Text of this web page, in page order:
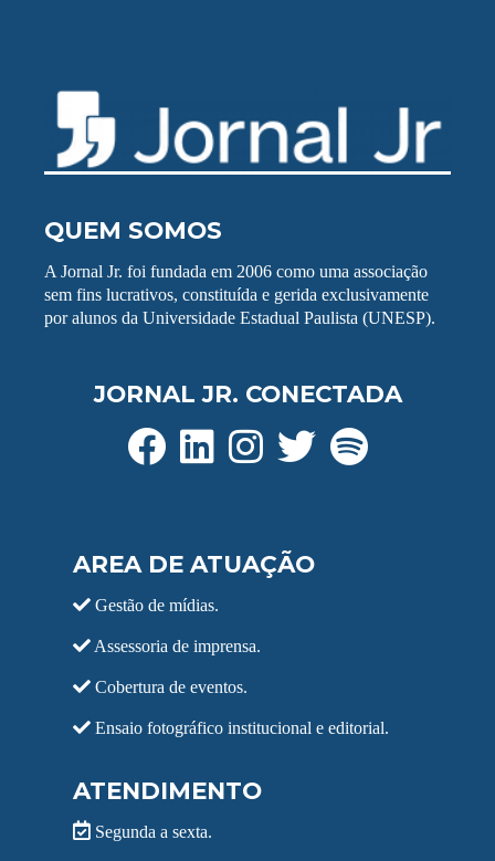
QUEM SOMOS
A Jornal Jr. foi fundada em 2006 como uma associação
sem fins lucrativos, constituída e gerida exclusivamente
por alunos da Universidade Estadual Paulista (UNESP).
JORNAL JR. CONECTADA
AREA DE ATUAÇÃO
Gestão de mídias.
Assessoria de imprensa.
Cobertura de eventos.
Ensaio fotográfico institucional e editorial.
ATENDIMENTO
Segunda a sexta.